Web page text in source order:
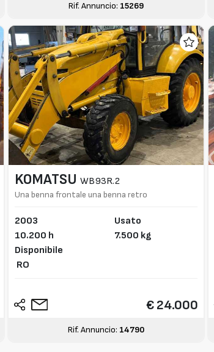
Rif. Annuncio: 15269
KOMATSU WB93R.2
Una benna frontale una benna retro
2003
10.200 h
Disponibile
RO
Usato
7.500 kg
€ 24.000
Rif. Annuncio: 14790